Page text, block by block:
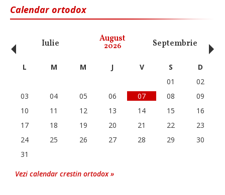
Calendar ortodox
Iulie August
2026 Septembrie
‹ L M M J V S
D
01
02
03
04 05 06 07 08
09
10
11 12 13 14 15
16
17
18 19 20 21 22
23
24
25 26 27 28 29
30
31
Vezi calendar crestin ortodox »